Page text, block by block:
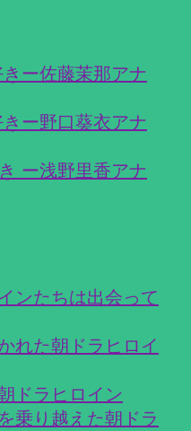
ー佐藤茉那アナ
ー野口葵衣アナ
ー浅野里香アナ
ンたちは出会って
れた朝ドラヒロイ
ドラヒロイン
乗り越えた朝ドラ